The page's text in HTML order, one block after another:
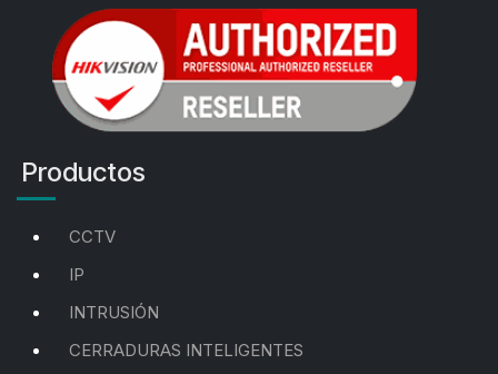
Productos
CCTV
IP
INTRUSIÓN
CERRADURAS INTELIGENTES